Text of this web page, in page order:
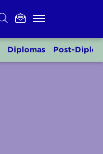
Diplomas Post-